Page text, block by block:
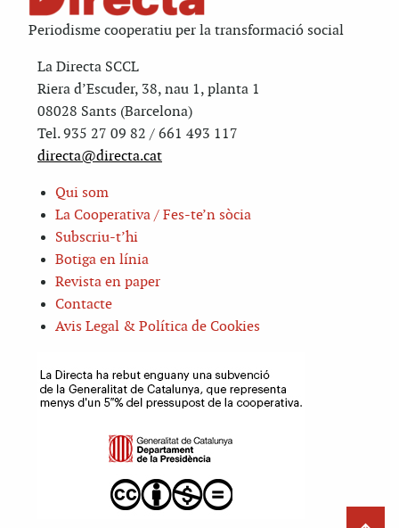
Periodisme cooperatiu per la transformació social
La Directa SCCL
Riera d’Escuder, 38, nau 1, planta 1
08028 Sants (Barcelona)
Tel. 935 27 09 82 / 661 493 117
directa@directa.cat
Qui som
La Cooperativa / Fes-te’n sòcia
Subscriu-t’hi
Botiga en línia
Revista en paper
Contacte
Avis Legal & Política de Cookies